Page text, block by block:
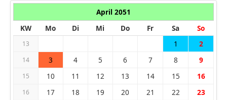
April 2051
KW
Mo Di Mi Do Fr Sa So
13 1 2
14 3 4 5 6 7 8 9
15 10 11 12 13 14 15 16
16 17 18 19 20 21 22 23